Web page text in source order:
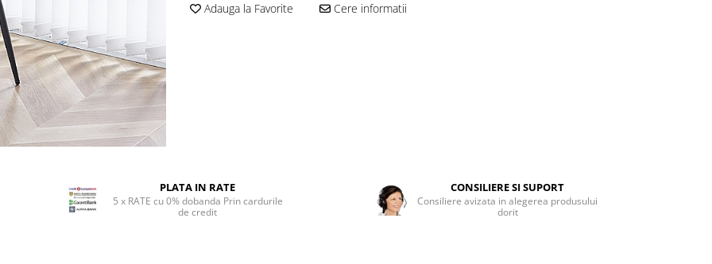
Adauga la Favorite Cere informatii
PLATA IN RATE
5 x RATE cu 0% dobanda Prin cardurile
de credit
CONSILIERE SI SUPORT
Consiliere avizata in alegerea produsului
dorit